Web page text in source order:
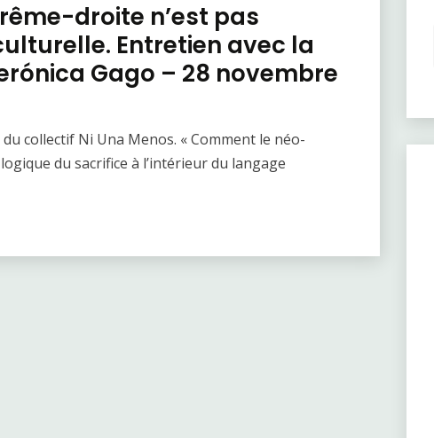
droite n’est pas
Entretien avec la
Gago – 28 novembre
collectif Ni Una Menos. « Comment le néo-
du sacrifice à l’intérieur du langage